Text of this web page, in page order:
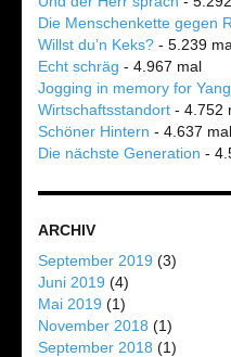
Die Menschenkette gegen
Willst du’n Keks? - 5.239
Echt schräg - 4.967 mal
Jogging in memory for
Wirtschaftsstandort - 4.752
Schöner Hintern - 4.637 mal
Die nächste Generation -
ARCHIV
September 2019 (3)
Juni 2019 (4)
Mai 2019 (1)
November 2018 (1)
September 2018 (1)